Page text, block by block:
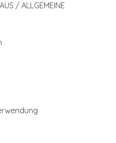
/ ALLGEMEINE